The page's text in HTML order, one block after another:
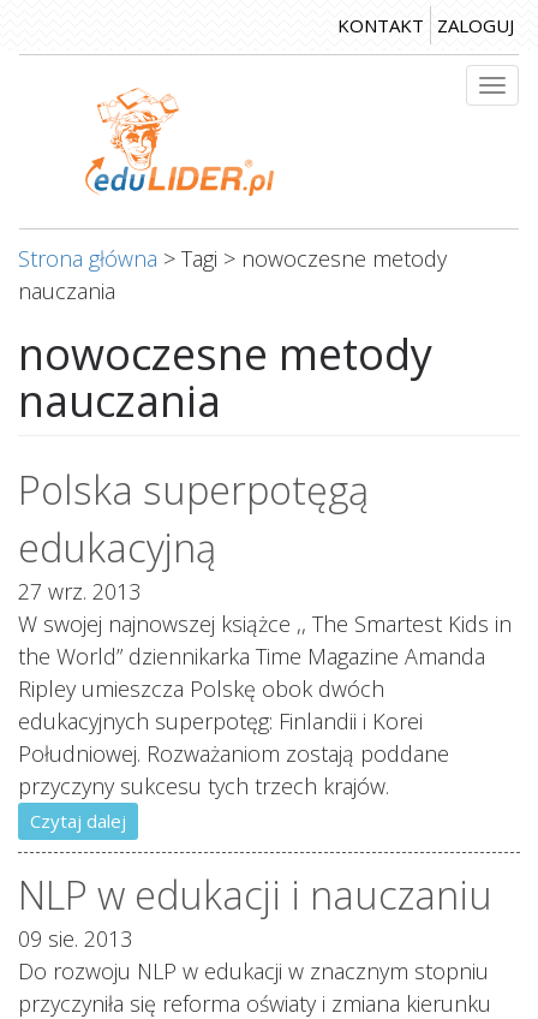
do
KONTAKT ZALOGUJ
Strona główna > Tagi > nowoczesne metody
nauczania
nowoczesne metody
nauczania
Polska superpotęgą
edukacyjną
27 wrz. 2013
W swojej najnowszej książce ,, The Smartest Kids in
the World” dziennikarka Time Magazine Amanda
Ripley umieszcza Polskę obok dwóch
edukacyjnych superpotęg: Finlandii i Korei
Południowej. Rozważaniom zostają poddane
przyczyny sukcesu tych trzech krajów.
Czytaj dalej
NLP w edukacji i nauczaniu
09 sie. 2013
Do rozwoju NLP w edukacji w znacznym stopniu
przyczyniła się reforma oświaty i zmiana kierunku